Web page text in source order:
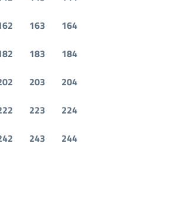
163
164
183
184
203
204
223
224
243
244